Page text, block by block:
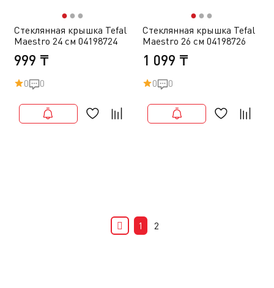
●● ●
Стеклянная крышка Tefal
Maestro 24 см 04198724
999 ₸
0 0
●● ●
Стеклянная крышка Tefal
Maestro 26 см 04198726
1 099 ₸
0 0
1 2